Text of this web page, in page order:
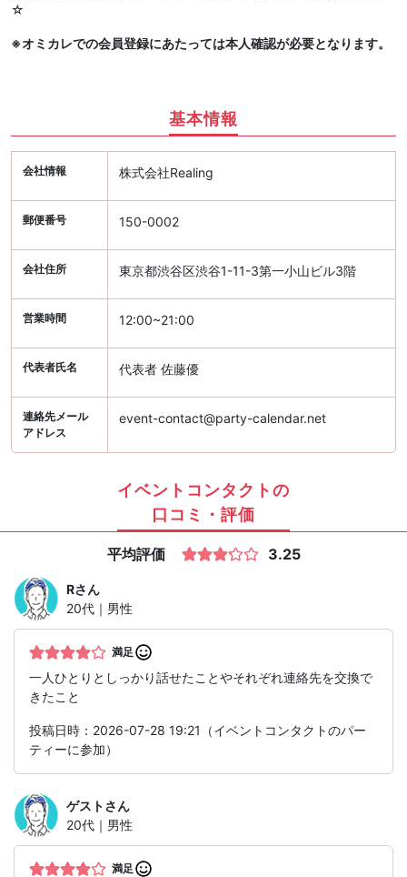
☆
※オミカレでの会員登録にあたっては本人確認が必要となります。
基本情報
会社情報 株式会社Realing
郵便番号 150-0002
会社住所 東京都渋谷区渋谷1-11-3第一小山ビル3階
営業時間 12:00~21:00
代表者氏名 代表者 佐藤優
連絡先メール
アドレス
event-contact@party-calendar.net
イベントコンタクトの
口コミ・評価
平均評価 3.25
Rさん
20代｜男性
満足
一人ひとりとしっかり話せたことやそれぞれ連絡先を交換で
きたこと
投稿日時：2026-07-28 19:21（イベントコンタクトのパー
ティーに参加）
ゲストさん
20代｜男性
満足